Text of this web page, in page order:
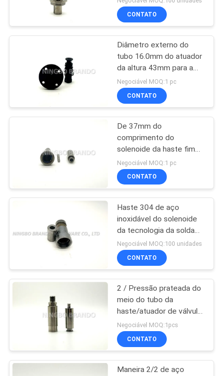
PRIVACIDADE
Válvula do jato do
pulso
1184
solenoide da
refrigeração
encaixes de
mangueira
pneumáticos
solenoide da água
CONTATO
Diâmetro externo do
tubo 16.0mm do atuador
da altura 43mm para a
válvula elétrica da água
Negociável MOQ:1 pc
CONTATO
De 37mm do
comprimento do
solenoide da haste fim
em dois sentidos
normalmente de grande
resistência no branco
Negociável MOQ:1 pc
CONTATO
Haste 304 de aço
inoxidável do solenoide
da tecnologia da solda
do laser para a indústria
hidráulica
Negociável MOQ:100 unidades
CONTATO
2 / Pressão prateada do
meio do tubo da
haste/atuador de válvula
da água branca de 2
maneiras
Negociável MOQ:1pcs
CONTATO
Maneira 2/2 de aço